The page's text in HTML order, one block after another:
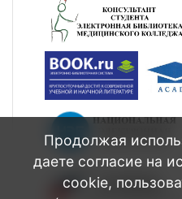
Продолжая
даете согласие на
cookie,